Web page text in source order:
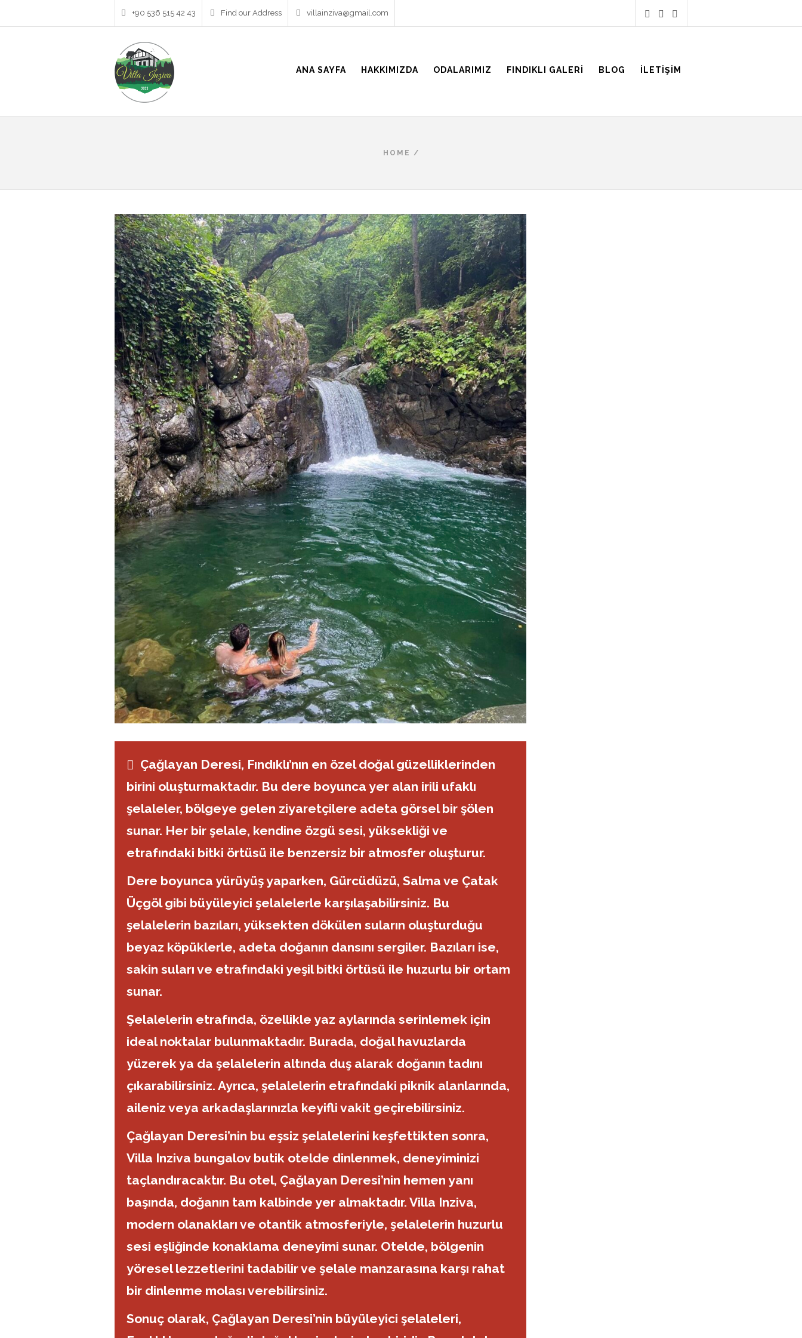
+90 536 515 42 43 Find our Address villainziva@gmail.com
ANA SAYFA HAKKIMIZDA ODALARIMIZ FINDIKLI GALERI BLOG İLETIŞIM
HOME /
Çağlayan Deresi, Fındıklı’nın en özel doğal güzelliklerinden
birini oluşturmaktadır. Bu dere boyunca yer alan irili ufaklı
şelaleler, bölgeye gelen ziyaretçilere adeta görsel bir şölen
sunar. Her bir şelale, kendine özgü sesi, yüksekliği ve
etrafındaki bitki örtüsü ile benzersiz bir atmosfer oluşturur.
Dere boyunca yürüyüş yaparken, Gürcüdüzü, Salma ve Çatak
Üçgöl gibi büyüleyici şelalelerle karşılaşabilirsiniz. Bu
şelalelerin bazıları, yüksekten dökülen suların oluşturduğu
beyaz köpüklerle, adeta doğanın dansını sergiler. Bazıları ise,
sakin suları ve etrafındaki yeşil bitki örtüsü ile huzurlu bir ortam
sunar.
Şelalelerin etrafında, özellikle yaz aylarında serinlemek için
ideal noktalar bulunmaktadır. Burada, doğal havuzlarda
yüzerek ya da şelalelerin altında duş alarak doğanın tadını
çıkarabilirsiniz. Ayrıca, şelalelerin etrafındaki piknik alanlarında,
aileniz veya arkadaşlarınızla keyifli vakit geçirebilirsiniz.
Çağlayan Deresi’nin bu eşsiz şelalelerini keşfettikten sonra,
Villa Inziva bungalov butik otelde dinlenmek, deneyiminizi
taçlandıracaktır. Bu otel, Çağlayan Deresi’nin hemen yanı
başında, doğanın tam kalbinde yer almaktadır. Villa Inziva,
modern olanakları ve otantik atmosferiyle, şelalelerin huzurlu
sesi eşliğinde konaklama deneyimi sunar. Otelde, bölgenin
yöresel lezzetlerini tadabilir ve şelale manzarasına karşı rahat
bir dinlenme molası verebilirsiniz.
Sonuç olarak, Çağlayan Deresi’nin büyüleyici şelaleleri,